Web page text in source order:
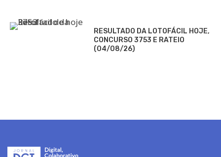
RESULTADO DA LOTOFÁCIL HOJE,
CONCURSO 3753 E RATEIO
(04/08/26)